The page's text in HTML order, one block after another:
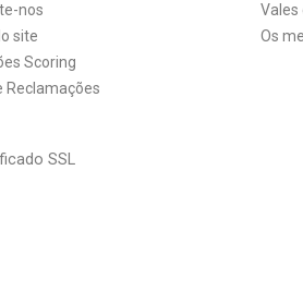
nos
site
Scoring
Reclamações
Vales
Os
SSL